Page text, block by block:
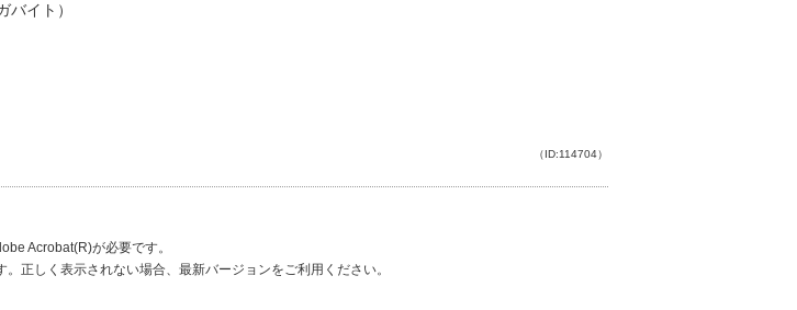
バイト）
（ID:114704）
Acrobat(R)が必要です。
正しく表示されない場合、最新バージョンをご利用ください。